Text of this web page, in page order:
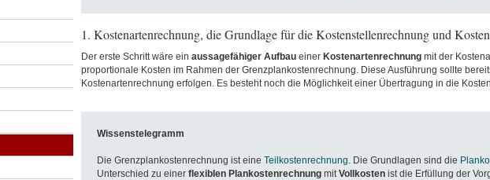
1. Kostenartenrechnung, die Grundlage für die Kostenstellenrechnung und
Der erste Schritt wäre ein aussagefähigerAufbaueiner Kostenartenrechnungmit der
proportionale Kosten im Rahmen der Grenzplankostenrechnung. Diese Ausführung sollte
Kostenartenrechnung erfolgen. Es besteht noch die Möglichkeit einer Übertragung in die
Wissenstelegramm
Die Grenzplankostenrechnung ist eine Teilkostenrechnung. Die Grundlagen sind die
Unterschied zu einer flexiblen PlankostenrechnungmitVollkostenist die Erfüllung der